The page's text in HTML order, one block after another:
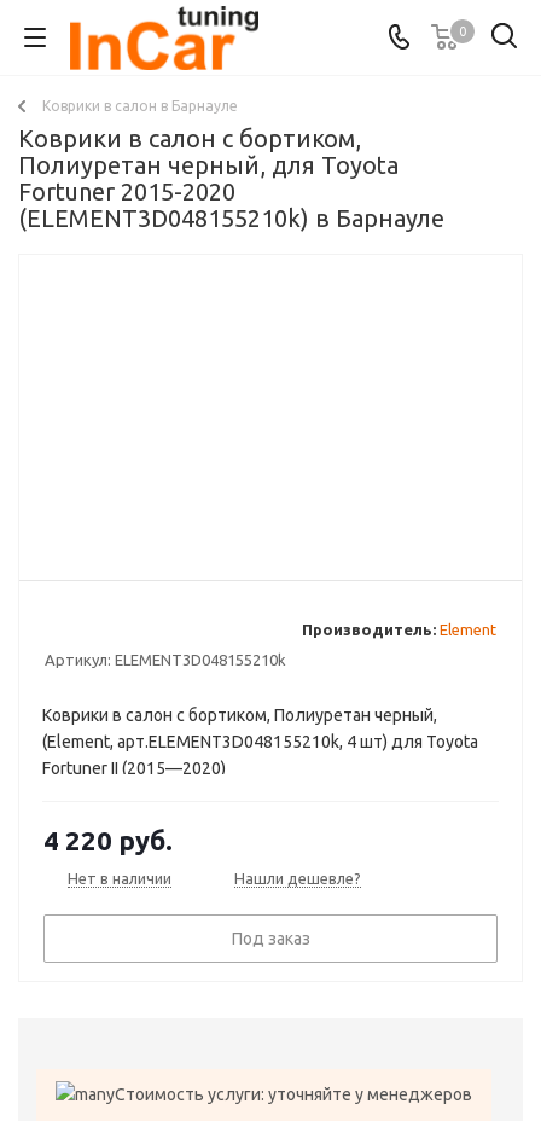
0
Коврики в салон в Барнауле
Коврики в салон с бортиком,
Полиуретан черный, для Toyota
Fortuner 2015-2020
(ELEMENT3D048155210k) в Барнауле
Артикул: ELEMENT3D048155210k
Производитель: Element
Коврики в салон с бортиком, Полиуретан черный,
(Element, арт.ELEMENT3D048155210k, 4 шт) для Toyota
Fortuner II (2015—2020)
4 220 руб.
Нет в наличии Нашли дешевле?
Под заказ
Стоимость услуги: уточняйте у менеджеров